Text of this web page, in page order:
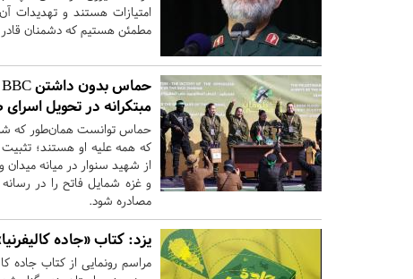
امتیازات هستند و تهدیدات
مطمئن هستیم که دشمنان قادر
مبتکرانه در تحویل
حماس توانست همان‌طور که
که همه علیه او هستند؛
از شهید سنوار در میانه
و غزه شمایل فاتح را در
مصادره شود.
یزد: کتاب «جاده
مراسم رونمایی از کتاب جاده